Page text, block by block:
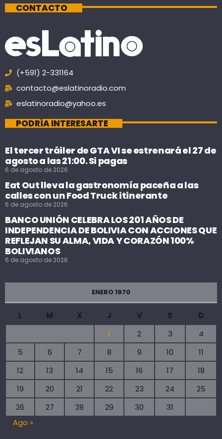
CONTACTO
(+591) 2-331164
contacto@eslatinoradio.com
eslatinoradio@yahoo.es
PODRÍA INTERESARTE
El tercer tráiler de GTA VI se estrenará el 27 de
agosto a las 21:00. Si pagas
6 de agosto de 2026
Eat Out lleva la gastronomía paceña a las
calles con un Food Truck itinerante
6 de agosto de 2026
BANCO UNIÓN CELEBRA LOS 201 AÑOS DE
INDEPENDENCIA DE BOLIVIA CON ACCIONES QUE
REFLEJAN SU ALMA, VIDA Y CORAZÓN 100%
BOLIVIANOS
6 de agosto de 2026
ENERO 1970
L M X J V S
D
1
2 3
4
5
6 7 8 9 10
11
12
13 14 15 16 17
18
19
20 21 22 23 24
25
26
27 28 29 30
31
Ago »